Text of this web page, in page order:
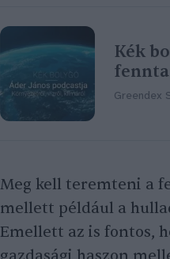
Kék
Greendex
Meg kell teremteni a
mellett például a
Emellett az is fontos,